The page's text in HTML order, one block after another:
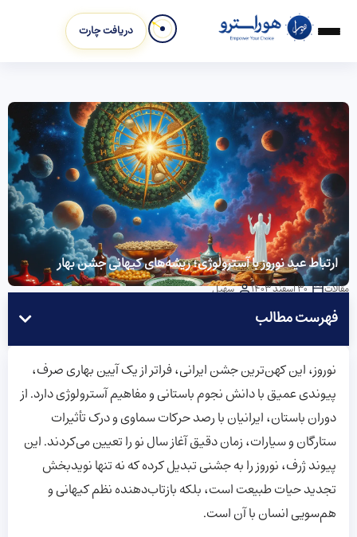
دریافت چارت
ارتباط عید نوروز با آسترولوژی؛ ریشه‌های کیهانی جشن بهار
مقالات 30 اسفند 1403 سهیل
فهرست مطالب
نوروز، این کهن‌ترین جشن ایرانی، فراتر از یک آیین بهاری صرف،
پیوندی عمیق با دانش نجوم باستانی و مفاهیم آسترولوژی دارد. از
دوران باستان، ایرانیان با رصد حرکات سماوی و درک تأثیرات
ستارگان و سیارات، زمان دقیق آغاز سال نو را تعیین می‌کردند. این
پیوند ژرف، نوروز را به جشنی تبدیل کرده که نه تنها نویدبخش
تجدید حیات طبیعت است، بلکه بازتاب‌دهنده نظم کیهانی و
هم‌سویی انسان با آن است.